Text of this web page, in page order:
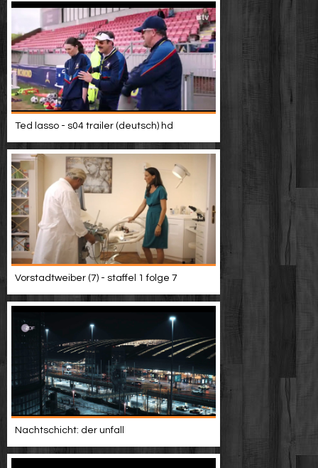
Ted lasso - s04 trailer (deutsch) hd
Vorstadtweiber (7) - staffel 1 folge 7
Nachtschicht: der unfall